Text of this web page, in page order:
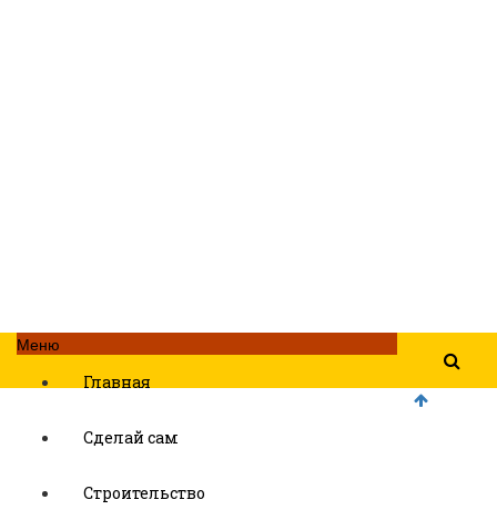
Меню
Главная
Сделай сам
Строительство